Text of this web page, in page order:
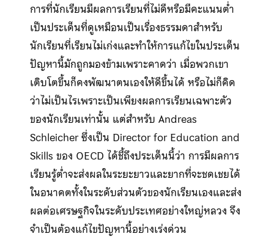
การที่นักเรียนมีผลการเรียนที่ไม่ดีหรือมีคะแนนต่ำ
เป็นประเด็นที่ดูเหมือนเป็นเรื่องธรรมดาสำหรับ
นักเรียนที่เรียนไม่เก่งและทำให้การแก้ไขในประเด็น
ปัญหานี้มักถูกมองข้ามเพราะคาดว่า เมื่อพวกเขา
เติบโตขึ้นก็คงพัฒนาตนเองให้ดีขึ้นได้ หรือไม่ก็คิด
ว่าไม่เป็นไรเพราะเป็นเพียงผลการเรียนเฉพาะตัว
ของนักเรียนเท่านั้น แต่สำหรับ Andreas
Schleicher ซึ่งเป็น Director for Education and
Skills ของ OECD ได้ชี้ถึงประเด็นนี้ว่า การมีผลการ
เรียนรู้ต่ำจะส่งผลในระยะยาวและยากที่จะชดเชยได้
ในอนาคตทั้งในระดับส่วนตัวของนักเรียนเองและส่ง
ผลต่อเศรษฐกิจในระดับประเทศอย่างใหญ่หลวง จึง
จำเป็นต้องแก้ไขปัญหานี้อย่างเร่งด่วน